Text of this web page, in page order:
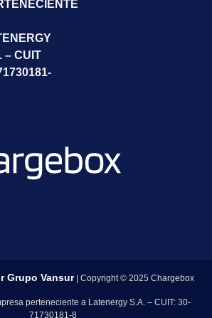
– CUIT
Grupo Vansur| Copyright © 2025 Chargebox
perteneciente a Latenergy S.A. – CUIT: 30-
71730181-8